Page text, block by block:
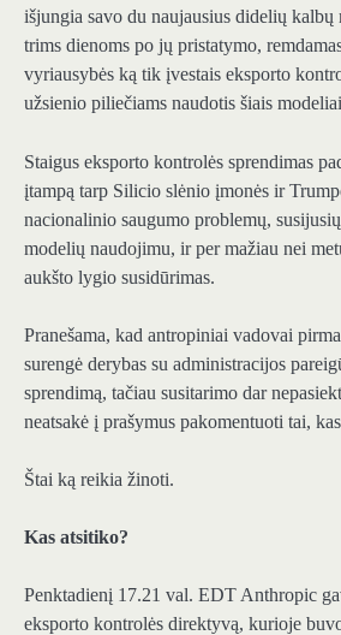
išjungia savo du naujausius didelių kalbų
trims dienoms po jų pristatymo,
vyriausybės ką tik įvestais eksporto
užsienio piliečiams naudotis šiais
Staigus eksporto kontrolės sprendimas
įtampą tarp Silicio slėnio įmonės ir
nacionalinio saugumo problemų,
modelių naudojimu, ir per mažiau nei
aukšto lygio susidūrimas.
Pranešama, kad antropiniai vadovai
surengė derybas su administracijos
sprendimą, tačiau susitarimo dar
neatsakė į prašymus pakomentuoti tai,
Štai ką reikia žinoti.
Kas atsitiko?
Penktadienį 17.21 val. EDT Anthropic
eksporto kontrolės direktyvą, kurioje